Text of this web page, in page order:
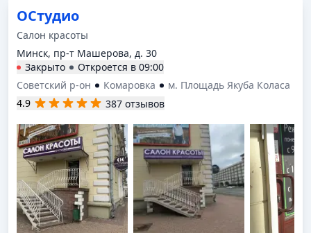
ОСтудио
Салон красоты
Минск, пр-т Машерова, д. 30
Закрыто
Откроется в 09:00
Советский р-он
Комаровка
м. Площадь Якуба Коласа
4.9
387 отзывов